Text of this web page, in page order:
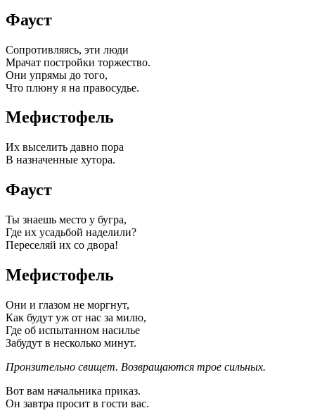
Фауст
Сопротивляясь, эти люди
Мрачат постройки торжество.
Они упрямы до того,
Что плюну я на правосудье.
Мефистофель
Их выселить давно пора
В назначенные хутора.
Фауст
Ты знаешь место у бугра,
Где их усадьбой наделили?
Переселяй их со двора!
Мефистофель
Они и глазом не моргнут,
Как будут уж от нас за милю,
Где об испытанном насилье
Забудут в несколько минут.
Пронзительно свищет. Возвращаются трое сильных.
Вот вам начальника приказ.
Он завтра просит в гости вас.